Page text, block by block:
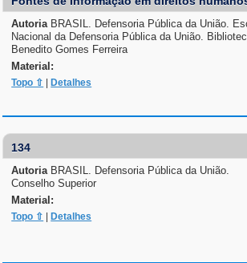
Autoria BRASIL. Defensoria Pública da União.
Nacional da Defensoria Pública da União.
Benedito Gomes Ferreira
Material:
Topo ⇧ Detalhes
134
Autoria BRASIL. Defensoria Pública da União.
Conselho Superior
Material:
Topo ⇧ Detalhes